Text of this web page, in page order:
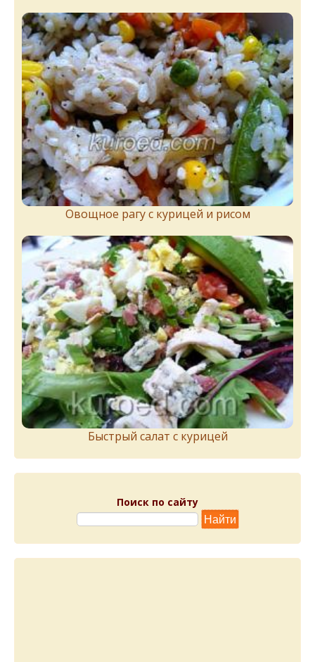
Овощное рагу с курицей и рисом
Быстрый салат с курицей
Поиск по сайту